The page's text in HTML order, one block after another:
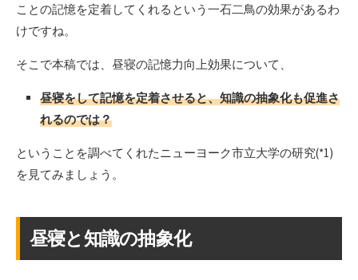
ことの記憶を定着してくれるという一石二鳥の効果があるわ
けですね。
そこで本稿では、昼寝の記憶力向上効果について、
昼寝をして記憶を定着させると、知識の抽象化も促進さ
れるのでは？
ということを調べてくれたニューヨーク市立大学の研究(*1)
を見てみましょう。
昼寝と知識の抽象化